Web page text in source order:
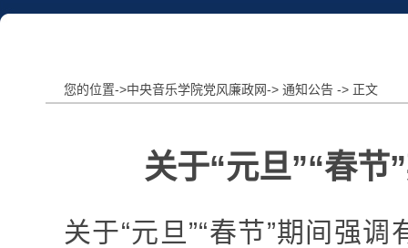
您的位置->中央音乐学院党风廉政网-> 通知公告 -> 正文
关于“元旦”“春节
关于“元旦”“春节”期间强